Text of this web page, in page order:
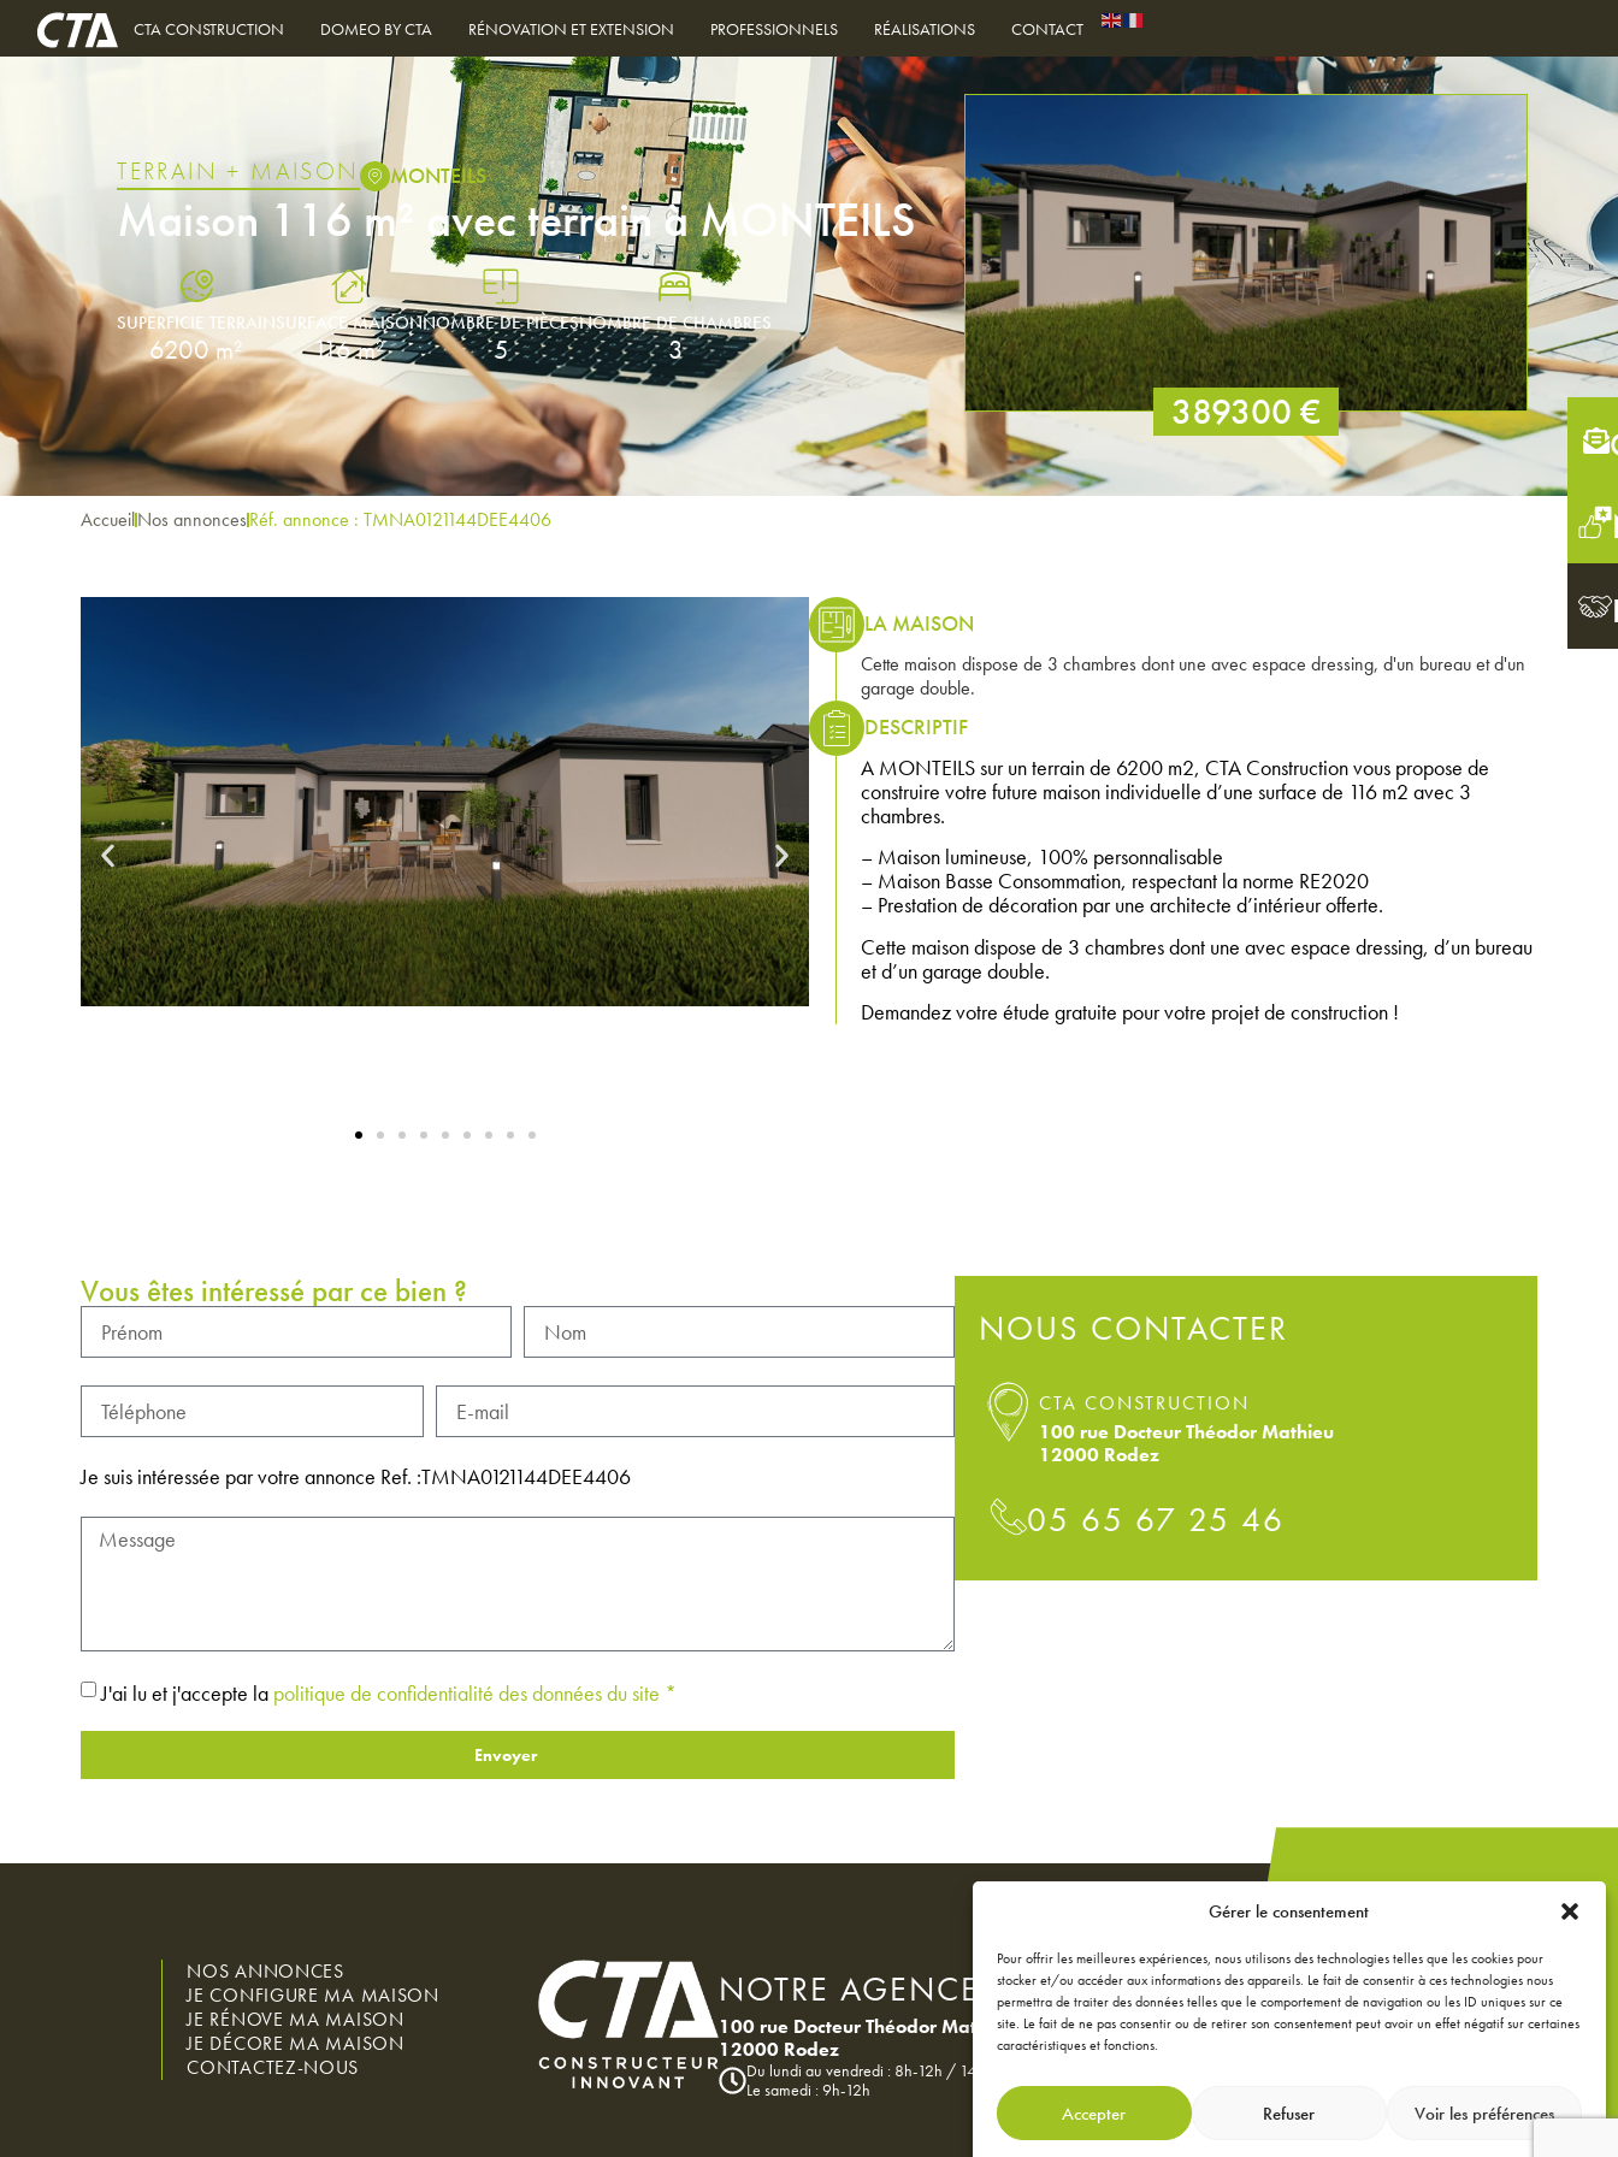
Gérer le consentement
Pour offrir les meilleures expériences, nous utilisons des technologies telles que les cookies pour
stocker et/ou accéder aux informations des appareils. Le fait de consentir à ces technologies nous
permettra de traiter des données telles que le comportement de navigation ou les ID uniques sur ce
site. Le fait de ne pas consentir ou de retirer son consentement peut avoir un effet négatif sur certaines
caractéristiques et fonctions.
Accepter Refuser Voir les préférences
CTA CONSTRUCTION DOMEO BY CTA RÉNOVATION ET EXTENSION PROFESSIONNELS RÉALISATIONS CONTACT
TERRAIN + MAISON MONTEILS
Maison 116 m² avec terrain à MONTEILS
SUPERFICIE TERRAIN
6200 m²
SURFACE MAISON
116 m²
NOMBRE DE PIÈCES
5
NOMBRE DE CHAMBRES
3
389300 €
AccueilNos annoncesRéf. annonce : TMNA0121144DEE4406
LA MAISON
Cette maison dispose de 3 chambres dont une avec espace dressing, d'un bureau et d'un
garage double.
DESCRIPTIF
A MONTEILS sur un terrain de 6200 m2, CTA Construction vous propose de
construire votre future maison individuelle d’une surface de 116 m2 avec 3
chambres.
– Maison lumineuse, 100% personnalisable
– Maison Basse Consommation, respectant la norme RE2020
– Prestation de décoration par une architecte d’intérieur offerte.
Cette maison dispose de 3 chambres dont une avec espace dressing, d’un bureau
et d’un garage double.
Demandez votre étude gratuite pour votre projet de construction !
Vous êtes intéressé par ce bien ?
Je suis intéressée par votre annonce Ref. :TMNA0121144DEE4406
J'ai lu et j'accepte la politique de confidentialité des données du site *
Envoyer
NOUS CONTACTER
CTA CONSTRUCTION
100 rue Docteur Théodor Mathieu
12000 Rodez
05 65 67 25 46
NOS ANNONCES
JE CONFIGURE MA MAISON
JE RÉNOVE MA MAISON
JE DÉCORE MA MAISON
CONTACTEZ-NOUS
NOTRE AGENCE
100 rue Docteur Théodor Mathieu
12000 Rodez
Du lundi au vendredi : 8h-12h / 14h-18h
Le samedi : 9h-12h
Un projet de
extension ou
rénovation ?